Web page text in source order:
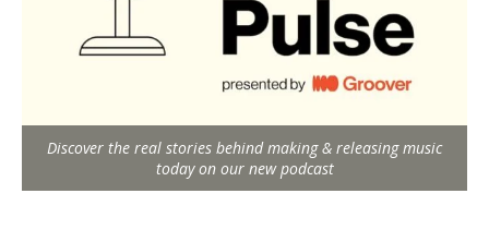
Discover the real stories behind making & releasing music
today on our new podcast